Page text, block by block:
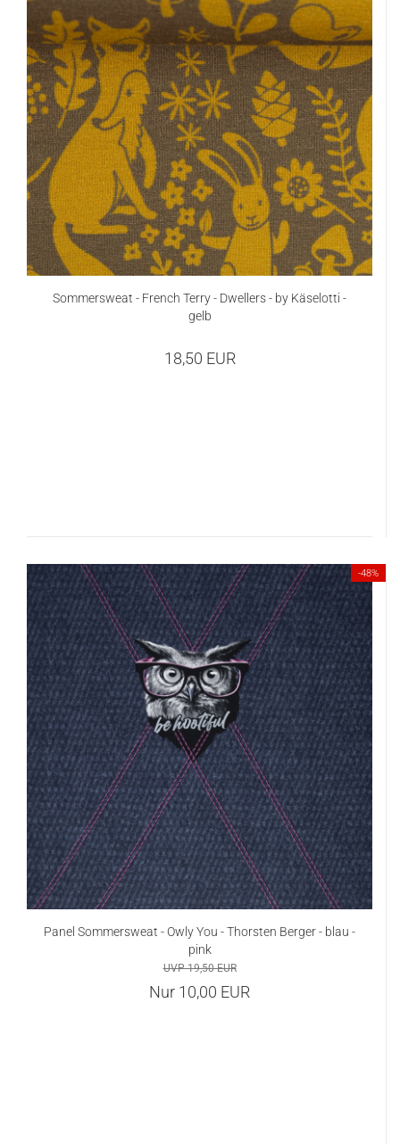
Sommersweat - French Terry - Dwellers - by Käselotti -
gelb
18,50 EUR
-48%
Panel Sommersweat - Owly You - Thorsten Berger - blau -
pink
UVP 19,50 EUR
Nur 10,00 EUR